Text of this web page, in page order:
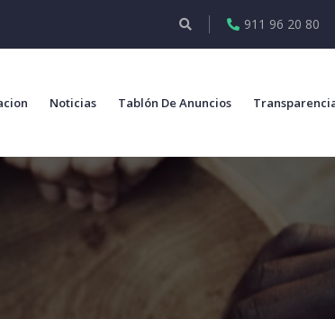
911 96 20 80
Noticias Tablón De Anuncios